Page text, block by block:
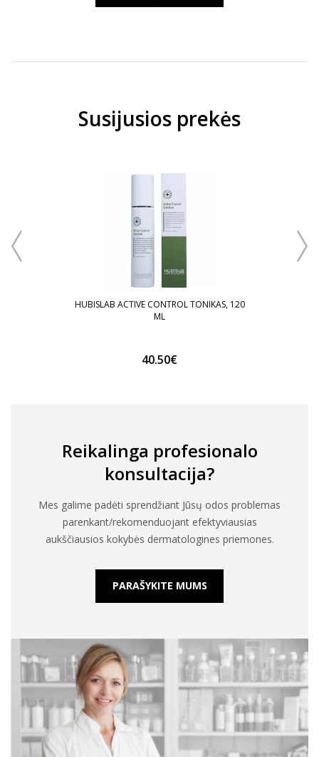
Susijusios prekės
HUBISLAB ACTIVE CONTROL TONIKAS, 120
ML
40.50€
Reikalinga profesionalo
konsultacija?
Mes galime padėti sprendžiant Jūsų odos problemas
parenkant/rekomenduojant efektyviausias
aukščiausios kokybės dermatologines priemones.
PARAŠYKITE MUMS